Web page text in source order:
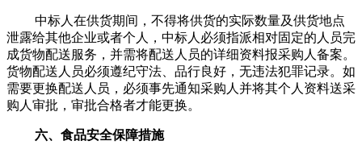
中标人在供货期间，不得将供货的实际数量及供货地点
泄露给其他企业或者个人，中标人必须指派相对固定的人员完
成货物配送服务，并需将配送人员的详细资料报采购人备案。
货物配送人员必须遵纪守法、品行良好，无违法犯罪记录。如
需要更换配送人员，必须事先通知采购人并将其个人资料送采
购人审批，审批合格者才能更换。
六、食品安全保障措施